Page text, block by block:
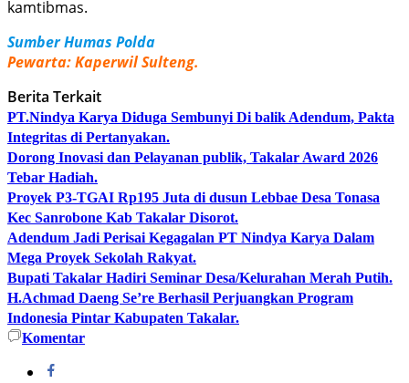
kamtibmas.
Sumber Humas Polda
Pewarta: Kaperwil Sulteng.
Berita Terkait
PT.Nindya Karya Diduga Sembunyi Di balik Adendum, Pakta
Integritas di Pertanyakan.
Dorong Inovasi dan Pelayanan publik, Takalar Award 2026
Tebar Hadiah.
Proyek P3-TGAI Rp195 Juta di dusun Lebbae Desa Tonasa
Kec Sanrobone Kab Takalar Disorot.
Adendum Jadi Perisai Kegagalan PT Nindya Karya Dalam
Mega Proyek Sekolah Rakyat.
Bupati Takalar Hadiri Seminar Desa/Kelurahan Merah Putih.
H.Achmad Daeng Se’re Berhasil Perjuangkan Program
Indonesia Pintar Kabupaten Takalar.
Komentar